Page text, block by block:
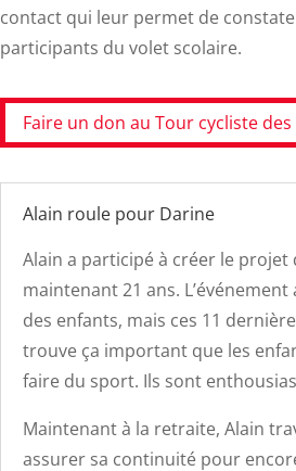
contact qui leur permet de
participants du volet scolaire.
Faire un don au Tour cycliste
Alain roule pour Darine
Alain a participé à créer le projet
maintenant 21 ans.
des enfants, mais ces 11
trouve ça important que les
faire du sport. Ils sont
Maintenant à la retraite, Alain
assurer sa continuité pour